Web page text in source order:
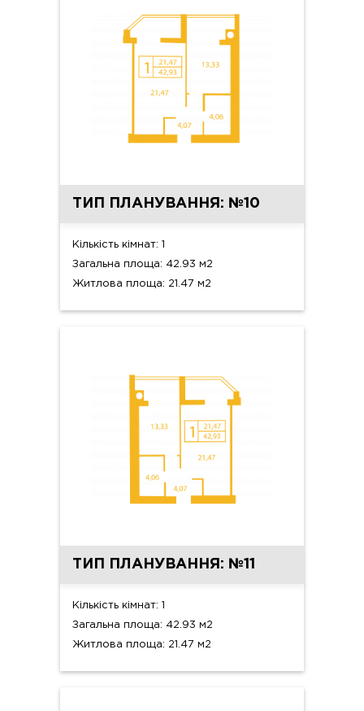
ТИП ПЛАНУВАННЯ: №10
Кількість кімнат: 1
Загальна площа: 42.93 м2
Житлова площа: 21.47 м2
ТИП ПЛАНУВАННЯ: №11
Кількість кімнат: 1
Загальна площа: 42.93 м2
Житлова площа: 21.47 м2